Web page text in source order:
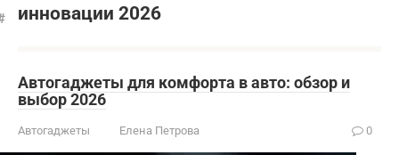
инновации 2026
Автогаджеты для комфорта в авто: обзор и
выбор 2026
Автогаджеты Елена Петрова 0